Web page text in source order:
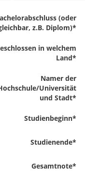
(oder
z.B. Diplom)*
in welchem
Land*
Namer der
Universität
und Stadt*
Studienbeginn*
Studienende*
Gesamtnote*